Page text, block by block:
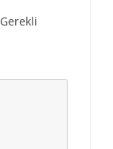
Gerekli